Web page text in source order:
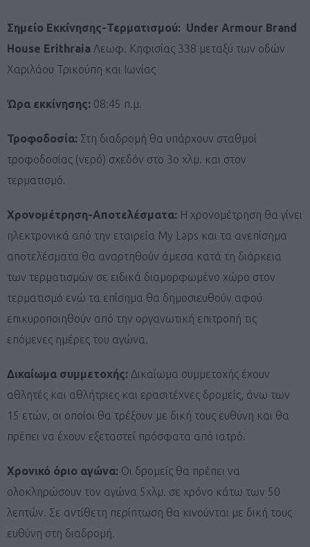
Σημείο Εκκίνησης-Τερματισμού: Under Armour Brand
House Erithraia Λεωφ. Κηφισίας 338 μεταξύ των οδών
Χαριλάου Τρικούπη και Ιωνίας
Ώρα εκκίνησης: 08:45 π.μ.
Τροφοδοσία: Στη διαδρομή θα υπάρχουν σταθμοί
τροφοδοσίας (νερό) σχεδόν στο 3ο χλμ. και στον
τερματισμό.
Χρονομέτρηση-Αποτελέσματα: Η χρονομέτρηση θα γίνει
ηλεκτρονικά από την εταιρεία My Laps και τα ανεπίσημα
αποτελέσματα θα αναρτηθούν άμεσα κατά τη διάρκεια
των τερματισμών σε ειδικά διαμορφωμένο χώρο στον
τερματισμό ενώ τα επίσημα θα δημοσιευθούν αφού
επικυροποιηθούν από την οργανωτική επιτροπή τις
επόμενες ημέρες του αγώνα.
Δικαίωμα συμμετοχής: Δικαίωμα συμμετοχής έχουν
αθλητές και αθλήτριες και ερασιτέχνες δρομείς, άνω των
15 ετών, οι οποίοι θα τρέξουν με δική τους ευθύνη και θα
πρέπει να έχουν εξεταστεί πρόσφατα από ιατρό.
Χρονικό όριο αγώνα: Οι δρομείς θα πρέπει να
ολοκληρώσουν τον αγώνα 5χλμ. σε χρόνο κάτω των 50
λεπτών. Σε αντίθετη περίπτωση θα κινούνται με δική τους
ευθύνη στη διαδρομή.